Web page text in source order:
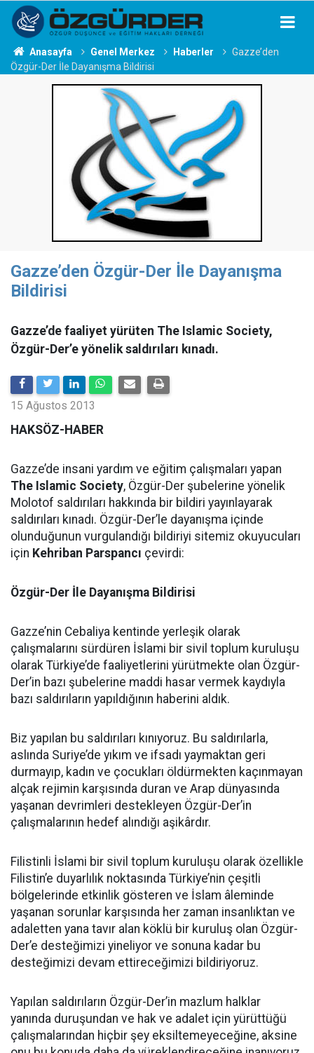
Anasayfa Genel Merkez Haberler
Gazze’den
Özgür-Der İle Dayanışma Bildirisi
Gazze’den Özgür-Der İle Dayanışma
Bildirisi
Gazze’de faaliyet yürüten The Islamic Society,
Özgür-Der’e yönelik saldırıları kınadı.
15 Ağustos 2013
HAKSÖZ-HABER
Gazze’de insani yardım ve eğitim çalışmaları yapan
The Islamic Society, Özgür-Der şubelerine yönelik
Molotof saldırıları hakkında bir bildiri yayınlayarak
saldırıları kınadı. Özgür-Der’le dayanışma içinde
olunduğunun vurgulandığı bildiriyi sitemiz okuyucuları
için Kehriban Parspancı çevirdi:
Özgür-Der İle Dayanışma Bildirisi
Gazze’nin Cebaliya kentinde yerleşik olarak
çalışmalarını sürdüren İslami bir sivil toplum kuruluşu
olarak Türkiye’de faaliyetlerini yürütmekte olan Özgür-
Der’in bazı şubelerine maddi hasar vermek kaydıyla
bazı saldırıların yapıldığının haberini aldık.
Biz yapılan bu saldırıları kınıyoruz. Bu saldırılarla,
aslında Suriye’de yıkım ve ifsadı yaymaktan geri
durmayıp, kadın ve çocukları öldürmekten kaçınmayan
alçak rejimin karşısında duran ve Arap dünyasında
yaşanan devrimleri destekleyen Özgür-Der’in
çalışmalarının hedef alındığı aşikârdır.
Filistinli İslami bir sivil toplum kuruluşu olarak özellikle
Filistin’e duyarlılık noktasında Türkiye’nin çeşitli
bölgelerinde etkinlik gösteren ve İslam âleminde
yaşanan sorunlar karşısında her zaman insanlıktan ve
adaletten yana tavır alan köklü bir kuruluş olan Özgür-
Der’e desteğimizi yineliyor ve sonuna kadar bu
desteğimizi devam ettireceğimizi bildiriyoruz.
Yapılan saldırıların Özgür-Der’in mazlum halklar
yanında duruşundan ve hak ve adalet için yürüttüğü
çalışmalarından hiçbir şey eksiltemeyeceğine, aksine